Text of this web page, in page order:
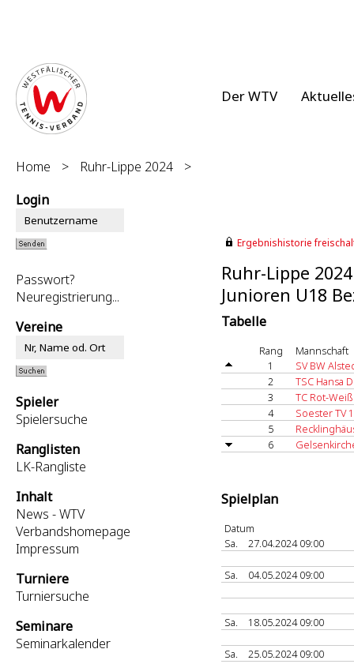
Der WTV
Home > Ruhr-Lippe 2024
>
Login
Passwort?
Neuregistrierung...
Vereine
Spieler
Spielersuche
Ranglisten
LK-Rangliste
Inhalt
News - WTV
Verbandshomepage
Impressum
Turniere
Turniersuche
Seminare
Seminarkalender
Ergebnishistorie
Ruhr-Lippe 2024
Junioren U18
Tabelle
Rang
Mannschaft
1
SV BW
2
TSC Hansa
3
TC Rot-
4
Soester TV 1
5
6
Spielplan
Datum
Sa.
27.04.2024 09:00
Sa. 04.05.2024 09:00
Sa. 18.05.2024 09:00
Sa. 25.05.2024 09:00